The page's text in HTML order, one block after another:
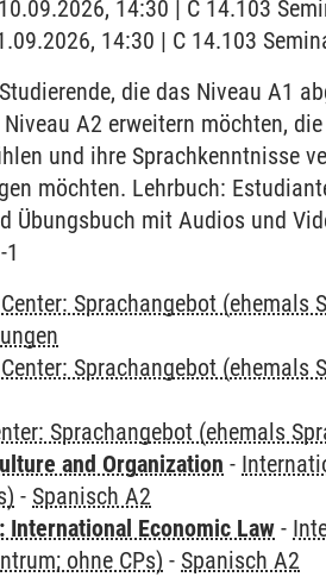
14:30 | C 14.103
14:30 | C 14.103
die das Niveau A1
A2 erweitern möchten,
und ihre Sprachkenntnisse
möchten. Lehrbuch:
Übungsbuch mit Audios und
Sprachangebot (ehemals
Sprachangebot (ehemals
Sprachangebot (ehemals
and Organization -
- Spanisch A2
International Economic Law -
ohne CPs) - Spanisch A2